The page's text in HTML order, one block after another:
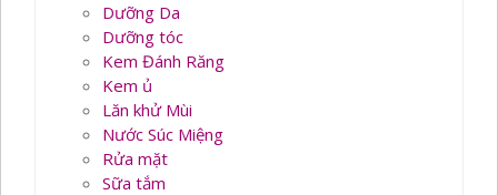
Dưỡng Da
Dưỡng tóc
Kem Đánh Răng
Kem ủ
Lăn khử Mùi
Nước Súc Miệng
Rửa mặt
Sữa tắm